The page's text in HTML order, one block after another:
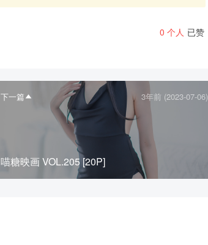
0 个人 已赞
下一篇 3年前 (2023-07-06)
喵糖映画 VOL.205 [20P]